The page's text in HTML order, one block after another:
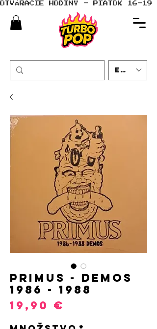
OTVÁRACIE HODINY - PIATOK 16-19
EUR (€)
Primus - Demos
1986 - 1988
19,90 €